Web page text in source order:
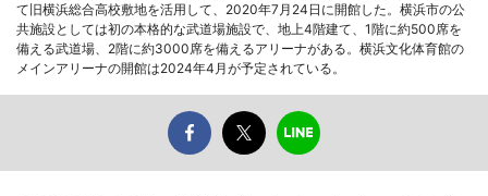
て旧横浜総合高校敷地を活用して、2020年7月24日に開館した。横浜市の公
共施設としては初の本格的な武道場施設で、地上4階建て、1階に約500席を
備える武道場、2階に約3000席を備えるアリーナがある。横浜文化体育館の
メインアリーナの開館は2024年4月が予定されている。